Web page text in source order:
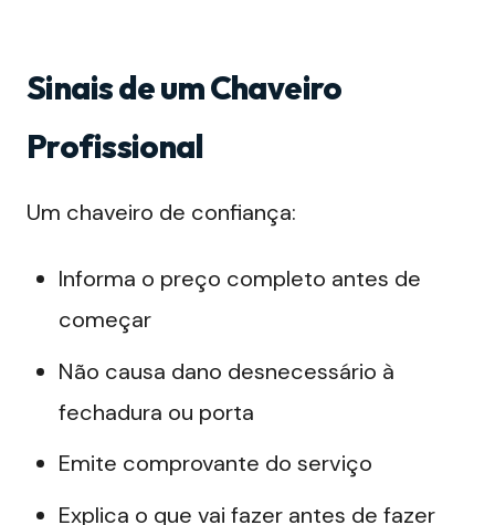
Sinais de um Chaveiro
Profissional
Um chaveiro de confiança:
Informa o preço completo antes de
começar
Não causa dano desnecessário à
fechadura ou porta
Emite comprovante do serviço
Explica o que vai fazer antes de fazer